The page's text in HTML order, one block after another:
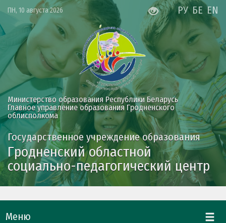
ПН, 10 августа 2026 РУ БЕ EN
Министерство образования Республики Беларусь
Главное управление образования Гродненского
облисполкома
Государственное учреждение образования
Гродненский областной
социально-педагогический центр
Меню